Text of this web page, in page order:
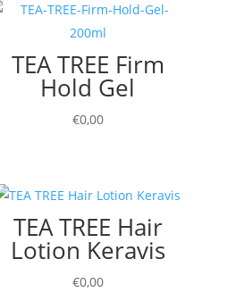
TEA TREE Firm
Hold Gel
€0,00
TEA TREE Hair
Lotion Keravis
€0,00